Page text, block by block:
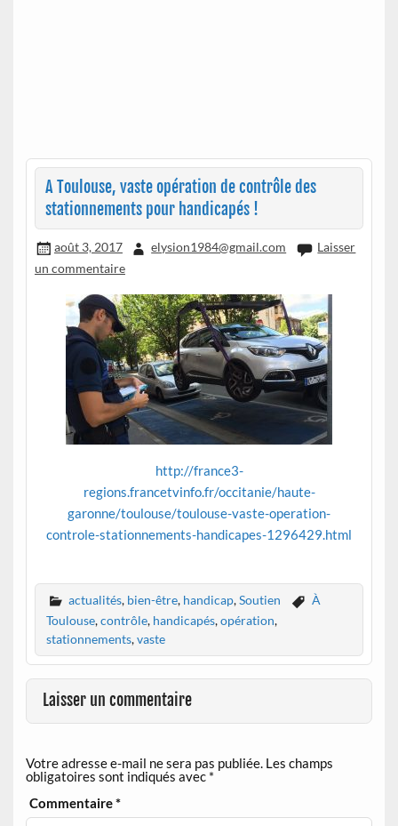
A Toulouse, vaste opération de contrôle des
stationnements pour handicapés !
août 3, 2017 elysion1984@gmail.com
Laisser
un commentaire
http://france3-
regions.francetvinfo.fr/occitanie/haute-
garonne/toulouse/toulouse-vaste-operation-
controle-stationnements-handicapes-1296429.html
actualités, bien-être, handicap,Soutien
À
Toulouse,contrôle, handicapés,opération,
stationnements,vaste
Laisser un commentaire
Votre adresse e-mail ne sera pas publiée. Les champs
obligatoires sont indiqués avec *
Commentaire*